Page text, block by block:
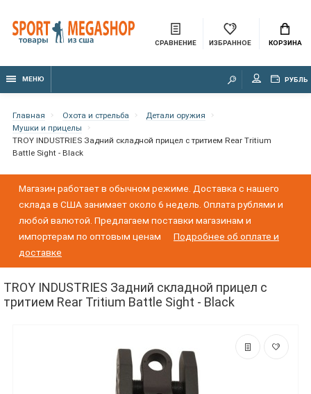
СРАВНЕНИЕ ИЗБРАННОЕ КОРЗИНА
МЕНЮ РУБЛЬ
Главная Охота и стрельба
Детали оружия
Мушки и прицелы
TROY INDUSTRIES Задний складной прицел с тритием Rear Tritium
Battle Sight - Black
Магазин работает в обычном режиме. Доставка с нашего
склада в США занимает около 6 недель. Оплата рублями и
любой валютой. Предлагаем поставки магазинам и
импортерам по оптовым ценам
Подробнее об оплате и
доставке
TROY INDUSTRIES Задний складной прицел с
тритием Rear Tritium Battle Sight - Black